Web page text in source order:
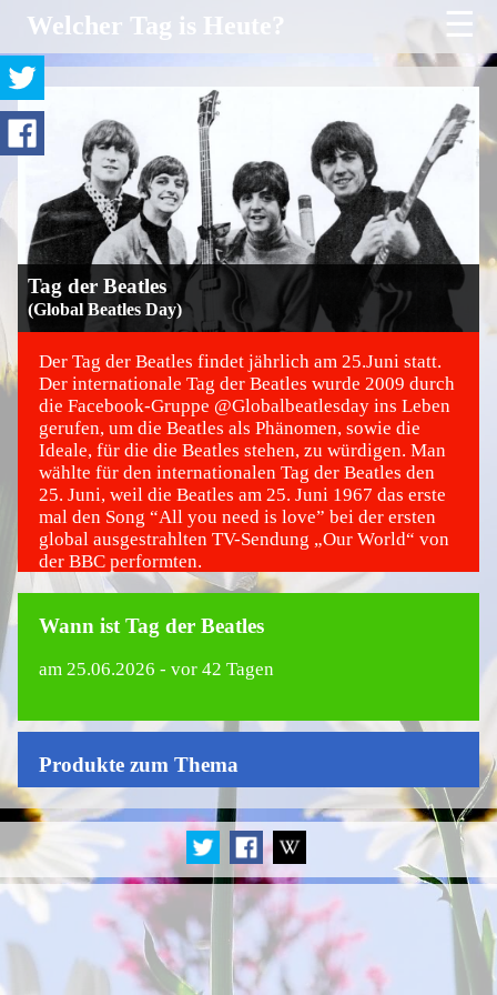
Welcher Tag is Heute? ☰
Tag der Beatles
(Global Beatles Day)
©
Der Tag der Beatles findet jährlich am 25.Juni statt.
Der internationale Tag der Beatles wurde 2009 durch
die Facebook-Gruppe @Globalbeatlesday ins Leben
gerufen, um die Beatles als Phänomen, sowie die
Ideale, für die die Beatles stehen, zu würdigen. Man
wählte für den internationalen Tag der Beatles den
25. Juni, weil die Beatles am 25. Juni 1967 das erste
mal den Song “All you need is love” bei der ersten
global ausgestrahlten TV-Sendung „Our World“ von
der BBC performten.
Wann ist Tag der Beatles
am 25.06.2026 - vor 42 Tagen
Produkte zum Thema